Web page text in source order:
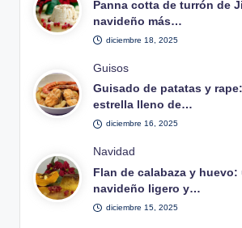
Panna cotta de turrón de
navideño más…
diciembre 18, 2025
Publicado
en
Guisos
Guisado de patatas y
estrella lleno de…
diciembre 16, 2025
Publicado
en
Navidad
Flan de calabaza y
navideño ligero y…
diciembre 15, 2025